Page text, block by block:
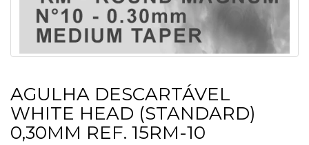
AGULHA DESCARTÁVEL
WHITE HEAD (STANDARD)
0,30MM REF. 15RM-10